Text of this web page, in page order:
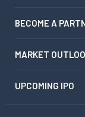
BECOME A
MARKET
UPCOMING IPO